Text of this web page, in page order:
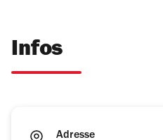
Infos
Adresse